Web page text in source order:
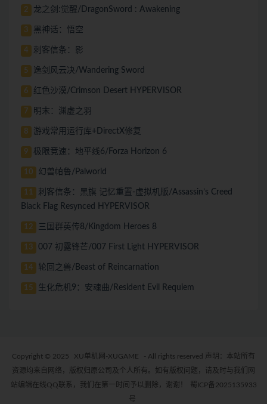
2 龙之剑:觉醒/DragonSword : Awakening
3 黑神话：悟空
4 刺客信条：影
5 逸剑风云决/Wandering Sword
6 红色沙漠/Crimson Desert HYPERVISOR
7 明末：渊虚之羽
8 游戏常用运行库+DirectX修复
9 极限竞速：地平线6/Forza Horizon 6
10 幻兽帕鲁/Palworld
11
刺客信条：黑旗 记忆重置-虚拟机版/Assassin’s Creed
Black Flag Resynced HYPERVISOR
12 三国群英传8/Kingdom Heroes 8
13 007 初露锋芒/007 First Light HYPERVISOR
14 轮回之兽/Beast of Reincarnation
15 生化危机9：安魂曲/Resident Evil Requiem
Copyright © 2025 XU单机网-XUGAME
- All rights reserved 声明：本站所有
资源均来自网络，版权归原公司及个人所有。如有版权问题，请及时与我们网
站编辑在线QQ联系，我们在第一时间予以删除，谢谢！
蜀ICP备2025135933
号